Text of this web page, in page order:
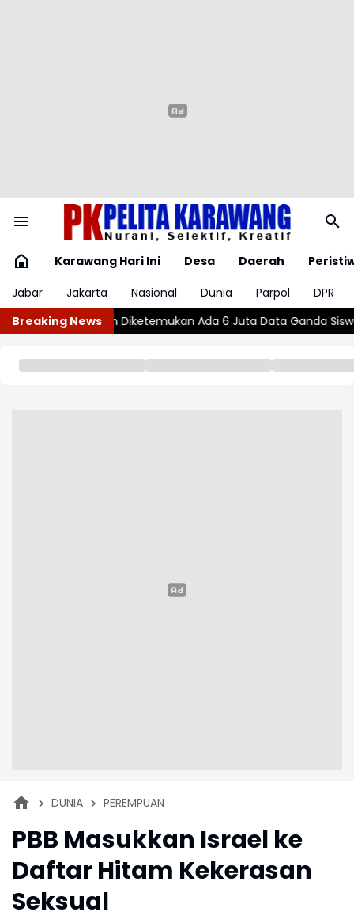
Karawang Hari Ini Desa Daerah
Jabar
Jakarta Nasional Dunia Parpol
DPR
Breaking News
Data Ganda Siswa Penerima MBG Wajar atau Bahaya? ,
DUNIA PEREMPUAN
PBB Masukkan Israel ke
Daftar Hitam Kekerasan
Seksual